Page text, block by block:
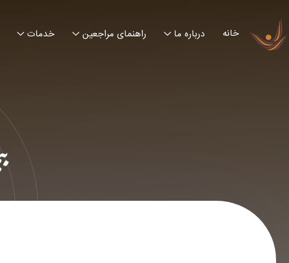
خانه درباره ما راهنمای مراجعین خدمات